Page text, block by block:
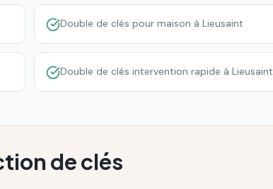
Double de clés pour maison à Lieusaint
Double de clés intervention rapide à Lieusaint
de clés